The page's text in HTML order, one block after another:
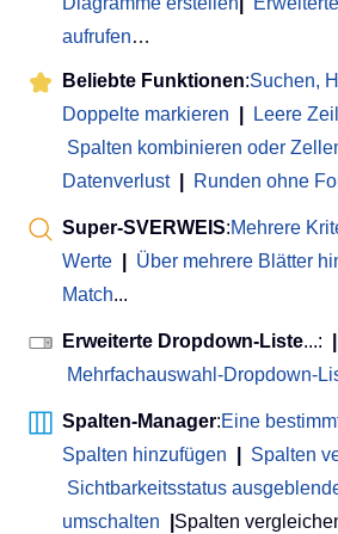
aufrufen…
Beliebte Funktionen:Suchen,
Doppelte markieren
Leere
Spalten kombinieren oder
Datenverlust
Runden ohne
Super-SVERWEIS:Mehrere
Werte
Über mehrere Blätter
Match...
Erweiterte Dropdown-Liste...:
Mehrfachauswahl-Dropdown-
Spalten-Manager:Eine
Spalten hinzufügen
Spalten
Sichtbarkeitsstatus
umschalten
Spalten